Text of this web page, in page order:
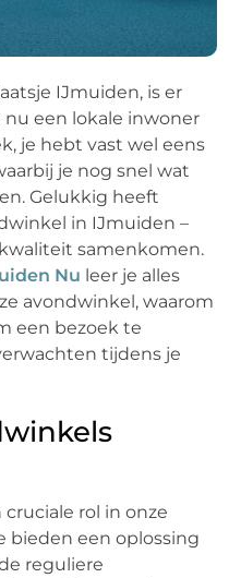
IJmuiden, is er
nu een lokale inwoner
je hebt vast wel eens
je nog snel wat
Gelukkig heeft
in IJmuiden –
samenkomen.
Nu leer je alles
avondwinkel, waarom
een bezoek te
tijdens je
rol in onze
bieden een oplossing
reguliere